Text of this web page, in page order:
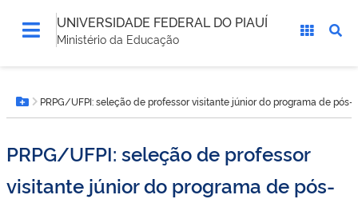
UNIVERSIDADE FEDERAL DO PIAUÍ
Ministério da Educação
está
aqui:Botão Menu
PRPG/UFPI: seleção de professor visitante júnior do programa de
PRPG/UFPI: seleção de professor
visitante júnior do programa de pós-